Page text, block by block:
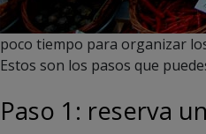
poco tiempo para organizar
Estos son los pasos que
Paso 1: reserva